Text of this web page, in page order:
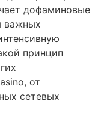
дофаминовые
важных
принцип
от
сетевых